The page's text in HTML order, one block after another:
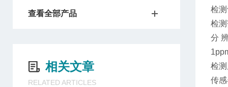
查看全部产品
相关文章
RELATED ARTICLES
检
检
分
检
传